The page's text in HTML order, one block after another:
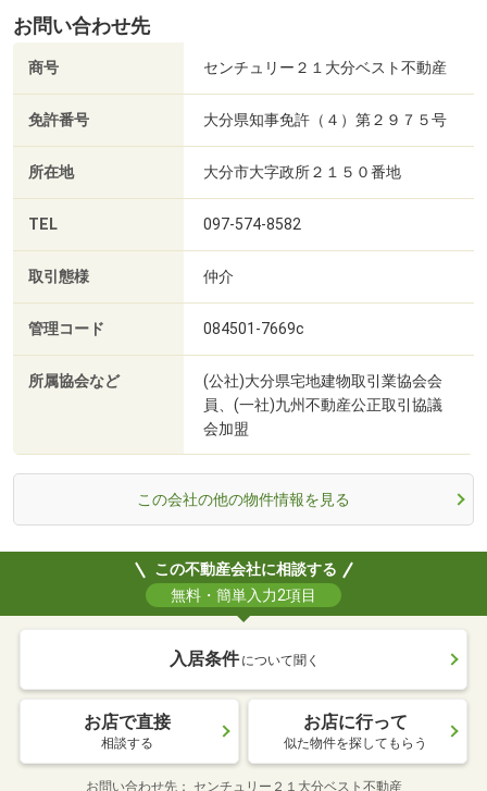
お問い合わせ先
商号 センチュリー２１大分ベスト不動産
免許番号 大分県知事免許（４）第２９７５号
所在地 大分市大字政所２１５０番地
TEL 097-574-8582
取引態様 仲介
管理コード 084501-7669c
所属協会など
(公社)大分県宅地建物取引業協会会
員、(一社)九州不動産公正取引協議
会加盟
この会社の他の物件情報を見る
この不動産会社に相談する
無料・簡単入力2項目
入居条件 について聞く
お店で直接
相談する
お店に行って
似た物件を探してもらう
お問い合わせ先 センチュリー２１大分ベスト不動産